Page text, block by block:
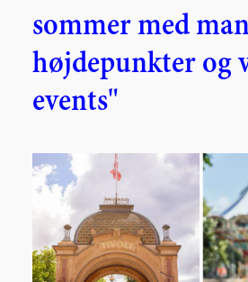
sommer med
højdepunkter og
events"